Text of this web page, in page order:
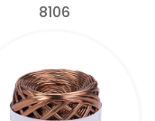
8106